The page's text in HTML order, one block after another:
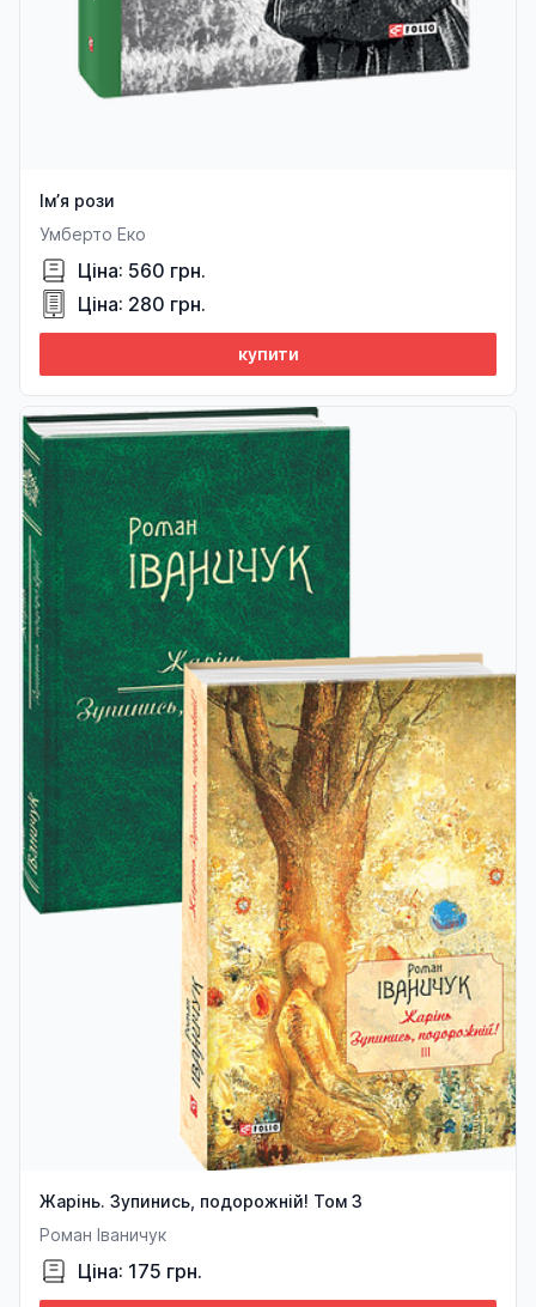
Ім’я рози
Умберто Еко
Ціна: 560 грн.
Ціна: 280 грн.
купити
Жарінь. Зупинись, подорожній! Том 3
Роман Іваничук
Ціна: 175 грн.